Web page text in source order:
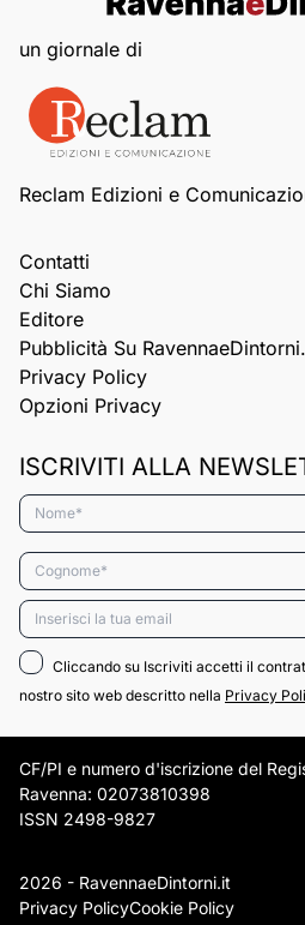
un giornale di
Reclam Edizioni e
Contatti
Chi Siamo
Editore
Pubblicità Su
Privacy Policy
Opzioni Privacy
ISCRIVITI ALLA
Nome*
Cognome*
Email*
Cliccando su Iscriviti accetti il
nostro sito web descritto nella Privacy
CF/PI e numero d'iscrizione del
Ravenna: 02073810398
ISSN 2498-9827
2026 - RavennaeDintorni.it
Privacy PolicyCookie Policy